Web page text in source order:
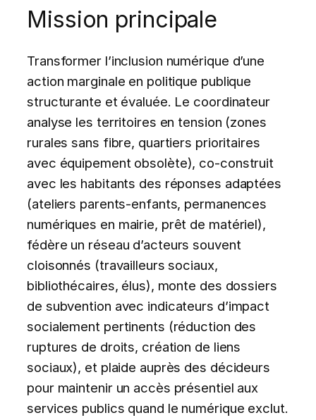
Mission principale
Transformer l’inclusion numérique d’une
action marginale en politique publique
structurante et évaluée. Le coordinateur
analyse les territoires en tension (zones
rurales sans fibre, quartiers prioritaires
avec équipement obsolète), co-construit
avec les habitants des réponses adaptées
(ateliers parents-enfants, permanences
numériques en mairie, prêt de matériel),
fédère un réseau d’acteurs souvent
cloisonnés (travailleurs sociaux,
bibliothécaires, élus), monte des dossiers
de subvention avec indicateurs d’impact
socialement pertinents (réduction des
ruptures de droits, création de liens
sociaux), et plaide auprès des décideurs
pour maintenir un accès présentiel aux
services publics quand le numérique exclut.